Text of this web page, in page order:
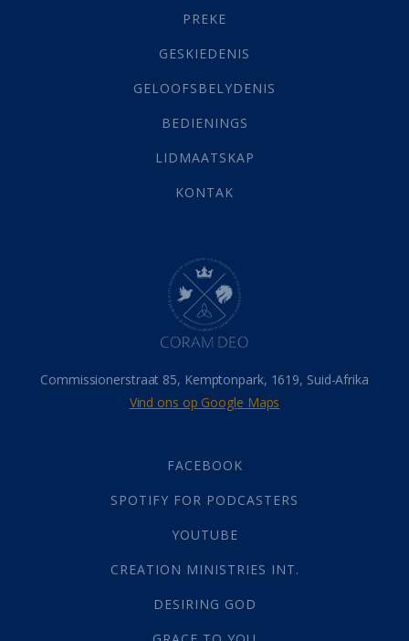
(21)
Grys Areas(4)
Lewensdoel(3)
Selfondersoek(1)
Werk(22)
(142)
Hemel (31)
Israel (14)
Millennium(1)
Oordeelsdag(19)
Verheerlikte liggaam
Wederkoms
(27)
Gebed(87)
Die Onse Vader(12)
God(392)
Afgode(23)
Almag(1)
Alomteenwoordig
PREKE
GESKIEDENIS
GELOOFSBELYDENIS
BEDIENINGS
LIDMAATSKAP
KONTAK
Commissionerstraat 85, Kemptonpark, 1619, Suid-Afrika
Vind ons op Google Maps
FACEBOOK
SPOTIFY FOR PODCASTERS
YOUTUBE
CREATION MINISTRIES INT.
DESIRING GOD